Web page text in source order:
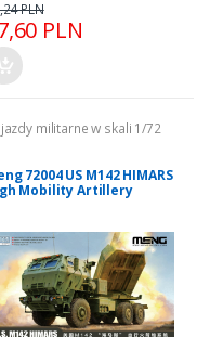
PLN
PLN
militarne w skali 1/72
72004 US M142 HIMARS
Mobility Artillery